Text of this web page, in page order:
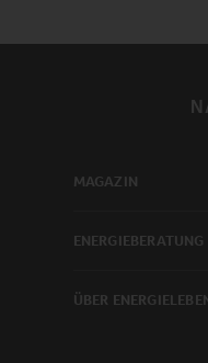
MAGAZIN
ENERGIEBERATUNG
ÜBER